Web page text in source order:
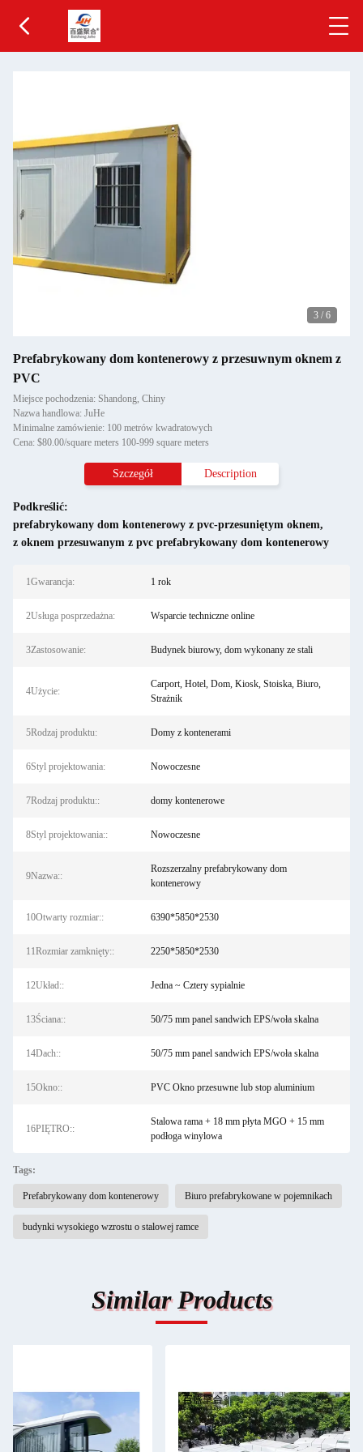
3 / 6
Prefabrykowany dom kontenerowy z przesuwnym oknem z
PVC
Miejsce pochodzenia: Shandong, Chiny
Nazwa handlowa: JuHe
Minimalne zamówienie: 100 metrów kwadratowych
Cena: $80.00/square meters 100-999 square meters
Szczegół Description
Podkreślić:
prefabrykowany dom kontenerowy z pvc-przesuniętym oknem,
z oknem przesuwanym z pvc prefabrykowany dom kontenerowy
1Gwarancja: 1 rok
2Usługa posprzedażna: Wsparcie techniczne online
3Zastosowanie: Budynek biurowy, dom wykonany ze stali
4Użycie:
Carport, Hotel, Dom, Kiosk, Stoiska, Biuro,
Strażnik
5Rodzaj produktu: Domy z kontenerami
6Styl projektowania: Nowoczesne
7Rodzaj produktu:: domy kontenerowe
8Styl projektowania:: Nowoczesne
9Nazwa::
Rozszerzalny prefabrykowany dom
kontenerowy
10Otwarty rozmiar:: 6390*5850*2530
11Rozmiar zamknięty:: 2250*5850*2530
12Układ:: Jedna ~ Cztery sypialnie
13Ściana:: 50/75 mm panel sandwich EPS/woła skalna
14Dach:: 50/75 mm panel sandwich EPS/woła skalna
15Okno:: PVC Okno przesuwne lub stop aluminium
16PIĘTRO::
Stalowa rama + 18 mm płyta MGO + 15 mm
podłoga winylowa
Tags:
Prefabrykowany dom kontenerowy Biuro prefabrykowane w pojemnikach
budynki wysokiego wzrostu o stalowej ramce
Similar Products